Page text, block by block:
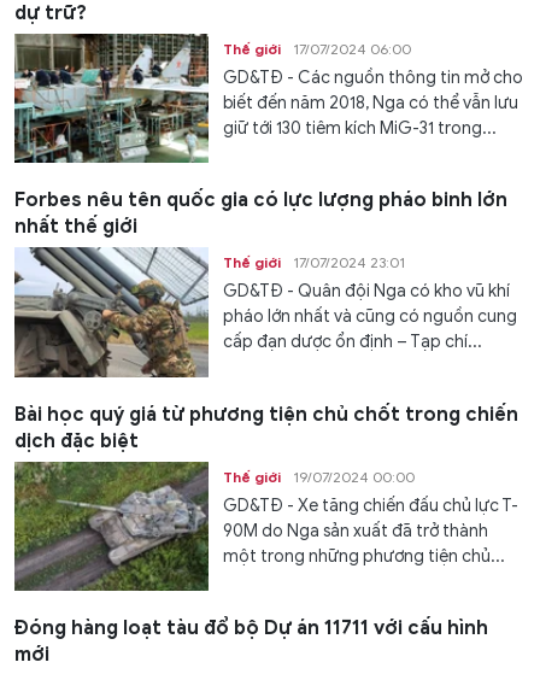
dự trữ?
Thế giới 17/07/2024 06:00
GD&TĐ - Các nguồn thông tin mở cho
biết đến năm 2018, Nga có thể vẫn lưu
giữ tới 130 tiêm kích MiG-31 trong...
Forbes nêu tên quốc gia có lực lượng pháo binh lớn
nhất thế giới
Thế giới 17/07/2024 23:01
GD&TĐ - Quân đội Nga có kho vũ khí
pháo lớn nhất và cũng có nguồn cung
cấp đạn dược ổn định – Tạp chí...
Bài học quý giá từ phương tiện chủ chốt trong chiến
dịch đặc biệt
Thế giới 19/07/2024 00:00
GD&TĐ - Xe tăng chiến đấu chủ lực T-
90M do Nga sản xuất đã trở thành
một trong những phương tiện chủ...
Đóng hàng loạt tàu đổ bộ Dự án 11711 với cấu hình
mới